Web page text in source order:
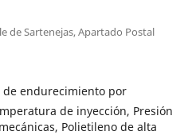
de Sartenejas, Apartado Postal
de endurecimiento por
de inyección, Presión
Polietileno de alta